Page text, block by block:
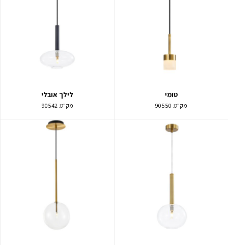
טומי
מק"ט: 90550
לילך אובלי
מק"ט:90542